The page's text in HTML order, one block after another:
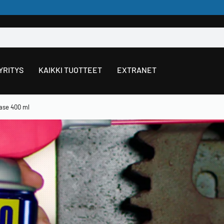
KAIKKI TUOTTEET EXTRANET
400 ml